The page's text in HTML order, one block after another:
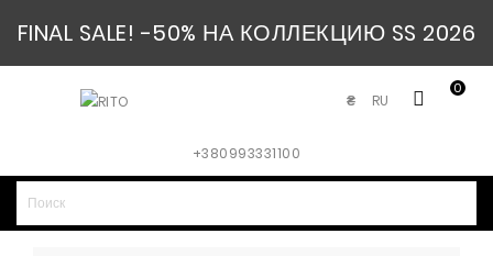
FINAL SALE! -50% НА КОЛЛЕКЦИЮ SS 2026
0
RU
₴
+380993331100